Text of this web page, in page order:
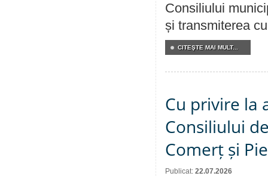
Consiliului
și transmiterea
CITEŞTE MAI MULT...
Cu privire la
Consiliului
Comerț și
Publicat: 22.07.2026